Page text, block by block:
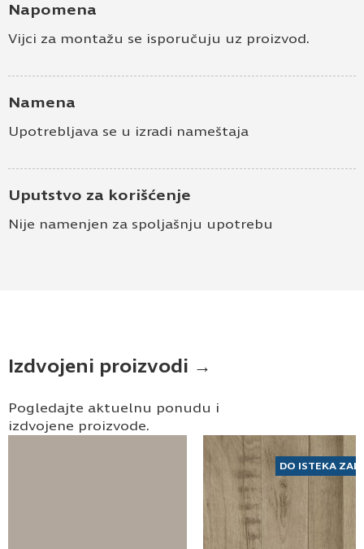
Napomena
Vijci za montažu se isporučuju uz proizvod.
Namena
Upotrebljava se u izradi nameštaja
Uputstvo za korišćenje
Nije namenjen za spoljašnju upotrebu
Izdvojeni proizvodi →
Pogledajte aktuelnu ponudu i
izdvojene proizvode.
DO ISTEKA